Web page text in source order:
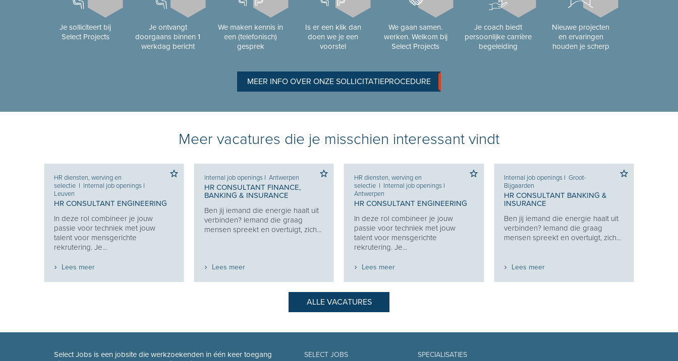
Je solliciteert bij
Select Projects
Je ontvangt
doorgaans binnen 1
werkdag bericht
We maken kennis in
een (telefonisch)
gesprek
Is er een klik dan
doen we je een
voorstel
We gaan samen.
werken. Welkom bij
Select Projects
Je coach biedt
persoonlijke carrière
begeleiding
Nieuwe projecten
en ervaringen
houden je scherp
MEER INFO OVER ONZE SOLLICITATIEPROCEDURE
Meer vacatures die je misschien interessant vindt
HR diensten, werving en
selectie I Internal job openings I
Leuven
HR CONSULTANT ENGINEERING
In deze rol combineer je jouw
passie voor techniek met jouw
talent voor mensgerichte
rekrutering. Je...
Lees meer
Internal job openings I Antwerpen
HR CONSULTANT FINANCE,
BANKING & INSURANCE
Ben jij iemand die energie haalt uit
verbinden? Iemand die graag
mensen spreekt en overtuigt, zich...
Lees meer
HR diensten, werving en
selectie I Internal job openings I
Antwerpen
HR CONSULTANT ENGINEERING
In deze rol combineer je jouw
passie voor techniek met jouw
talent voor mensgerichte
rekrutering. Je...
Lees meer
Internal job openings I Groot-
Bijgaarden
HR CONSULTANT BANKING &
INSURANCE
Ben jij iemand die energie haalt uit
verbinden? Iemand die graag
mensen spreekt en overtuigt, zich...
Lees meer
ALLE VACATURES
Select Jobs is een jobsite die werkzoekenden in één keer toegang
SELECT JOBS SPECIALISATIES